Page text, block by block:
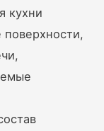
кухни